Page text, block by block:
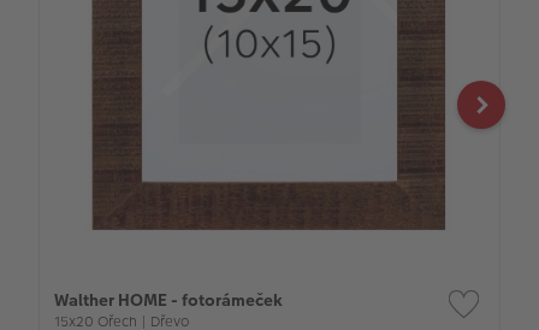
Walther HOME - fotorámeček
15x20 Ořech | Dřevo